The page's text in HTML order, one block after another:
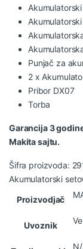
Punjač za
2 x
Pribor DX07
Torba
Garancija 3
Makita sajtu.
Šifra proizvoda:
Akumulatorski
Proizvodjač
Uvoznik